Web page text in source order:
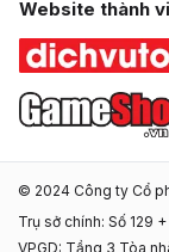
Website thành
© 2024 Công ty Cổ
Trụ sở chính: Số 129
VPGD: Tầng 3 Tòa